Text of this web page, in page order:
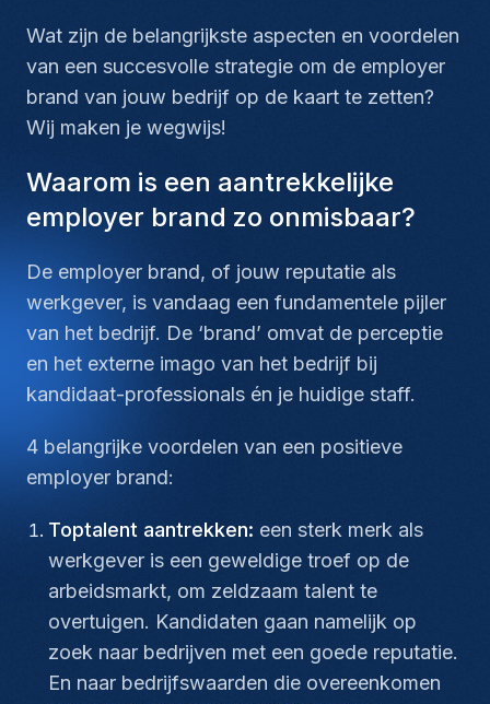
Wat zijn de belangrijkste aspecten en voordelen
van een succesvolle strategie om de employer
brand van jouw bedrijf op de kaart te zetten?
Wij maken je wegwijs!
Waarom is een aantrekkelijke
employer brand zo onmisbaar?
De employer brand, of jouw reputatie als
werkgever, is vandaag een fundamentele pijler
van het bedrijf. De ‘brand’ omvat de perceptie
en het externe imago van het bedrijf bij
kandidaat-professionals én je huidige staff.
4 belangrijke voordelen van een positieve
employer brand:
Toptalent aantrekken: een sterk merk als
werkgever is een geweldige troef op de
arbeidsmarkt, om zeldzaam talent te
overtuigen. Kandidaten gaan namelijk op
zoek naar bedrijven met een goede reputatie.
En naar bedrijfswaarden die overeenkomen